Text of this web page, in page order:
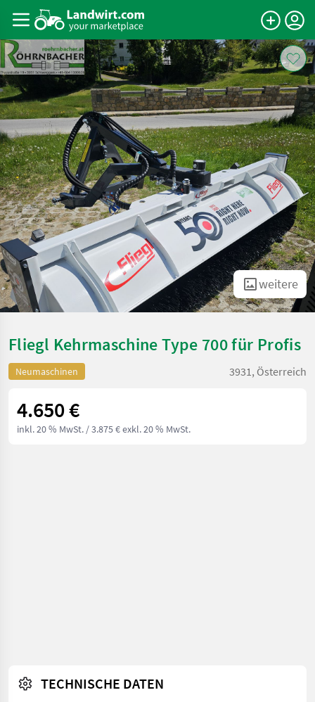
weitere
Fliegl Kehrmaschine Type 700 für Profis
Neumaschinen 3931, Österreich
4.650 €
inkl. 20 % MwSt. / 3.875 € exkl. 20 % MwSt.
TECHNISCHE DATEN